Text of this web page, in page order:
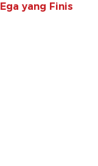
yang Finis